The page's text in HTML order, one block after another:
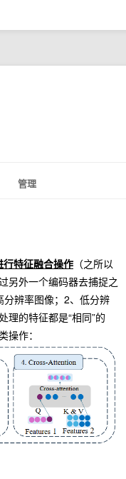
管理
特征融合操作 （之所以
另外一个编码器去捕捉之
辨率图像；2、低分辨
理的特征都是“相同”的
操作：